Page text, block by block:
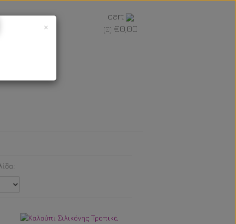
cart
(0) €0,00
×